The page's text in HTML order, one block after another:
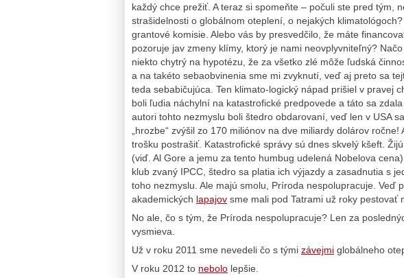
každý chce prežiť. A teraz si spomeňte – počuli ste pred tým,
strašidelnosti o globálnom oteplení, o nejakých
grantové komisie. Alebo vás by presvedčilo, že máte
pozoruje jav zmeny klímy, ktorý je nami neovplyvniteľný?
niekto chytrý na hypotézu, že za všetko zlé môže ľudská
a na takéto sebaobvinenia sme mi zvyknutí, veď aj preto sa
teda sebabičujúca. Ten klimato-logický nápad prišiel v pravej
boli ľudia náchylní na katastrofické predpovede a táto sa
autori tohto nezmyslu boli štedro obdarovaní, veď len v USA
„hrozbe“ zvýšil zo 170 miliónov na dve miliardy dolárov
trošku postrašiť. Katastrofické správy sú dnes skvelý kšeft.
(viď. Al Gore a jemu za tento humbug udelená Nobelova
klub zvaný IPCC, štedro sa platia ich výjazdy a zasadnutia s
toho nezmyslu. Ale majú smolu, Príroda nespolupracuje. Veď
akademických lapajov sme mali pod Tatrami už roky pestovať
No ale, čo s tým, že Príroda nespolupracuje? Len za
vysmieva.
Už v roku 2011 sme nevedeli čo s tými závejmi globálneho
V roku 2012 to nebolo lepšie.